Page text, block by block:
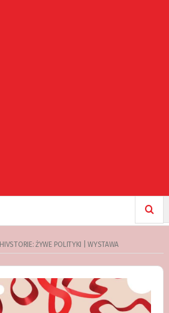
HIVSTORIE: ŻYWE POLITYKI | WYSTAWA